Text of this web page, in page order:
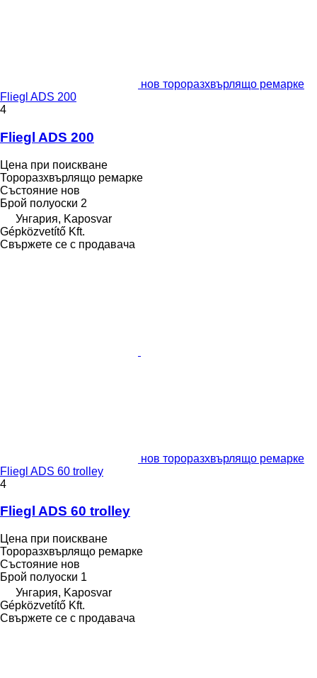
нов тороразхвърлящо ремарке
Fliegl ADS 200
4
Fliegl ADS 200
Цена при поискване
Тороразхвърлящо ремарке
Състояние нов
Брой полуоски 2
Унгария, Kaposvar
Gépközvetítő Kft.
Свържете се с продавача
нов тороразхвърлящо ремарке
Fliegl ADS 60 trolley
4
Fliegl ADS 60 trolley
Цена при поискване
Тороразхвърлящо ремарке
Състояние нов
Брой полуоски 1
Унгария, Kaposvar
Gépközvetítő Kft.
Свържете се с продавача